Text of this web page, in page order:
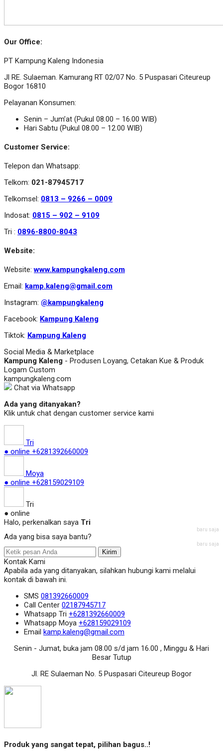
Our Office:
PT Kampung Kaleng Indonesia
Jl RE. Sulaeman. Kamurang RT 02/07 No. 5 Puspasari Citeureup
Bogor 16810
Pelayanan Konsumen:
Senin – Jum’at (Pukul 08.00 – 16.00 WIB)
Hari Sabtu (Pukul 08.00 – 12.00 WIB)
Customer Service:
Telepon dan Whatsapp:
Telkom: 021-87945717
Telkomsel: 0813 – 9266 – 0009
Indosat: 0815 – 902 – 9109
Tri : 0896-8800-8043
Website:
Website:www.kampungkaleng.com
Email: kamp.kaleng@gmail.com
Instagram: @kampungkaleng
Facebook: Kampung Kaleng
Tiktok: Kampung Kaleng
Social Media & Marketplace
Kampung Kaleng - Produsen Loyang, Cetakan Kue & Produk
Logam Custom
kampungkaleng.com
Chat via Whatsapp
Ada yang ditanyakan?
Klik untuk chat dengan customer service kami
Tri
● online +6281392660009
Moya
● online +628159029109
Tri
● online
Halo, perkenalkan saya Tri
baru saja
Ada yang bisa saya bantu?
baru saja
Kirim
Kontak Kami
Apabila ada yang ditanyakan, silahkan hubungi kami melalui
kontak di bawah ini.
SMS 081392660009
Call Center 02187945717
Whatsapp Tri +6281392660009
Whatsapp Moya +628159029109
Email kamp.kaleng@gmail.com
Senin - Jumat, buka jam 08.00 s/d jam 16.00 , Minggu & Hari
Besar Tutup
Jl. RE Sulaeman No. 5 Puspasari Citeureup Bogor
Produk yang sangat tepat, pilihan bagus..!